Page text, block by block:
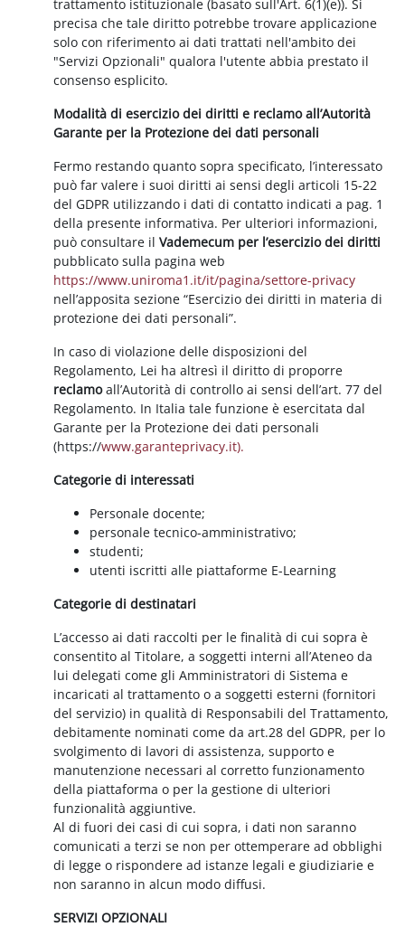
trattamento istituzionale (basato sull'Art. 6(1)(e)). Si
precisa che tale diritto potrebbe trovare applicazione
solo con riferimento ai dati trattati nell'ambito dei
"Servizi Opzionali" qualora l'utente abbia prestato il
consenso esplicito.
Modalità di esercizio dei diritti e reclamo all’Autorità
Garante per la Protezione dei dati personali
Fermo restando quanto sopra specificato, l’interessato
può far valere i suoi diritti ai sensi degli articoli 15-22
del GDPR utilizzando i dati di contatto indicati a pag. 1
della presente informativa. Per ulteriori informazioni,
può consultare ilVademecum per l’esercizio dei diritti
pubblicato sulla pagina web
https://www.uniroma1.it/it/pagina/settore-privacy
nell’apposita sezione “Esercizio dei diritti in materia di
protezione dei dati personali”.
In caso di violazione delle disposizioni del
Regolamento, Lei ha altresì il diritto di proporre
reclamoall’Autorità di controllo ai sensi dell’art. 77 del
Regolamento. In Italia tale funzione è esercitata dal
Garante per la Protezione dei dati personali
(https://www.garanteprivacy.it).
Categorie di interessati
Personale docente;
personale tecnico-amministrativo;
studenti;
utenti iscritti alle piattaforme E-Learning
Categorie di destinatari
L’accesso ai dati raccolti per le finalità di cui sopra è
consentito al Titolare, a soggetti interni all’Ateneo da
lui delegati come gli Amministratori di Sistema e
incaricati al trattamento o a soggetti esterni (fornitori
del servizio) in qualità di Responsabili del Trattamento,
debitamente nominati come da art.28 del GDPR, per lo
svolgimento di lavori di assistenza, supporto e
manutenzione necessari al corretto funzionamento
della piattaforma o per la gestione di ulteriori
funzionalità aggiuntive.
Al di fuori dei casi di cui sopra, i dati non saranno
comunicati a terzi se non per ottemperare ad obblighi
di legge o rispondere ad istanze legali e giudiziarie e
non saranno in alcun modo diffusi.
SERVIZI OPZIONALI